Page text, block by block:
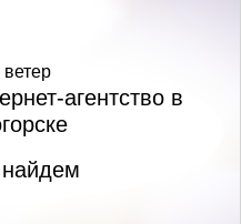
агентство в
- из